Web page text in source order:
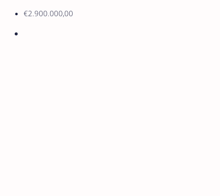
€2.900.000,00